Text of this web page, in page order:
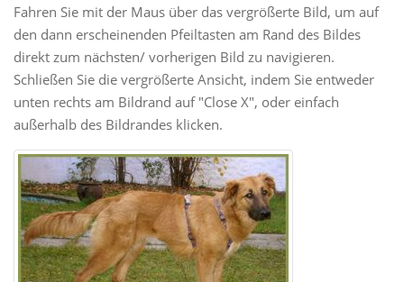
Fahren Sie mit der Maus über das vergrößerte Bild, um auf
den dann erscheinenden Pfeiltasten am Rand des Bildes
direkt zum nächsten/ vorherigen Bild zu navigieren.
Schließen Sie die vergrößerte Ansicht, indem Sie entweder
unten rechts am Bildrand auf "Close X", oder einfach
außerhalb des Bildrandes klicken.